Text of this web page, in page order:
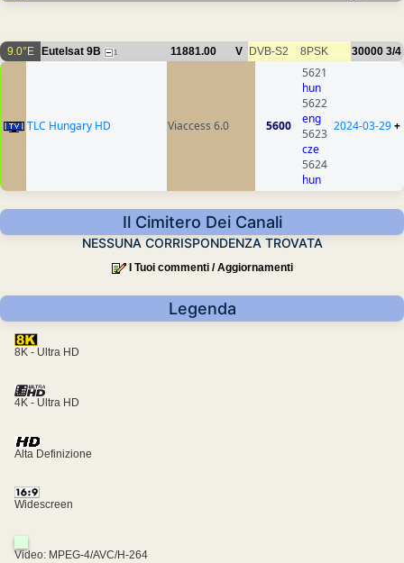
9.0°E Eutelsat 9B 1 11881.00 V DVB-S2 8PSK 30000 3/4
TLC Hungary HD Viaccess 6.0 5600
5621
hun
5622
eng
5623
cze
5624
hun
2024-03-29+
Il Cimitero Dei Canali
NESSUNA CORRISPONDENZA TROVATA
I Tuoi commenti / Aggiornamenti
Legenda
8K - Ultra HD
4K - Ultra HD
Alta Definizione
Widescreen
Video: MPEG-4/AVC/H-264